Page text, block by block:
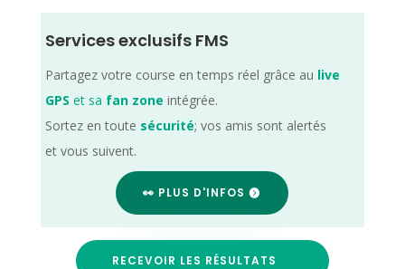
Services exclusifs FMS
Partagez votre course en temps réel grâce au live
GPS et sa fan zone intégrée.
Sortez en toute sécurité; vos amis sont alertés
et vous suivent.
👀 PLUS D'INFOS
RECEVOIR LES RÉSULTATS